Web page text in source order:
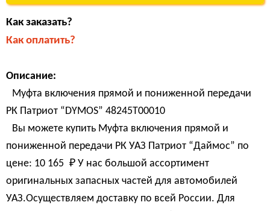
Как заказать?
Как оплатить?
Описание:
Муфта включения прямой и пониженной передачи
РК Патриот “DYMOS” 48245Т00010
Вы можете купить Муфта включения прямой и
пониженной передачи РК УАЗ Патриот “Даймос” по
цене: 10 165 ₽ У нас большой ассортимент
оригинальных запасных частей для автомобилей
УАЗ.Осуществляем доставку по всей России. Для